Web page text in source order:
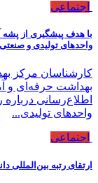
اجتماعی
با هدف پیشگیری از پشه
واحدهای تولیدی و
کارشناسان مرکز
بهداشت حرفه‌ای و
اطلاع‌رسانی
واحدهای تولیدی...
اجتماعی
ارتقای رتبه بین‌المللی